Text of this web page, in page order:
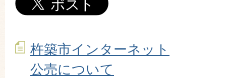
杵築市インターネット
公売について